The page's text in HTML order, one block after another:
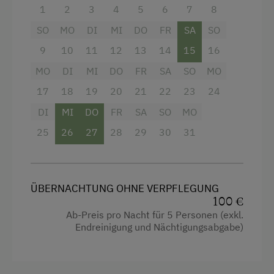
Wandern
Geführte Wanderungen
Geführte Bergtour
Radfahren
Mountainbike
E-Bike-Verleih
Badeurlaub
Aktivurlaub Winter
Wlan
Küchenausstattung
Doppelbett (Kingsize)
Einzelbett
und Waschbecken
Bettwäsche, Handtücher und Duschtücher
inklusive
Dusche/WC (inkl. 2 Rollen Toilettenpapier)
Voll ausgestattete Küche mit
Wohnzimmer mit Tv
Sandkasten, Sonnenliegen, Sitzgelegenheit
1
2
3
4
5
6
7
8
SO
9
MO
10
DI
11
MI
12
DO
13
FR
14
SA
15
SO
16
MO
17
DI
18
MI
19
DO
20
FR
21
SA
22
SO
23
MO
24
DI
25
MI
26
DO
27
FR
28
SA
29
SO
30
MO
31
ÜBERNACHTUNG OHNE VERPFLEGUNG
100 €
Ab-Preis pro Nacht für 5 Personen (exkl.
Endreinigung und Nächtigungsabgabe)